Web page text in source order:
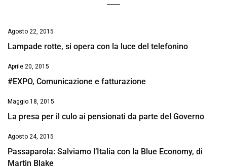
Agosto 22, 2015
Lampade rotte, si opera con la luce del telefonino
Aprile 20, 2015
#EXPO, Comunicazione e fatturazione
Maggio 18, 2015
La presa per il culo ai pensionati da parte del Governo
Agosto 24, 2015
Passaparola: Salviamo l’Italia con la Blue Economy, di
Martin Blake